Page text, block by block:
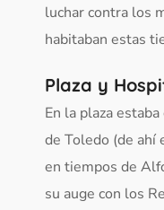
luchar contra los
habitaban estas
Plaza y
En la plaza
de Toledo (de ahí
en tiempos de
su auge con los